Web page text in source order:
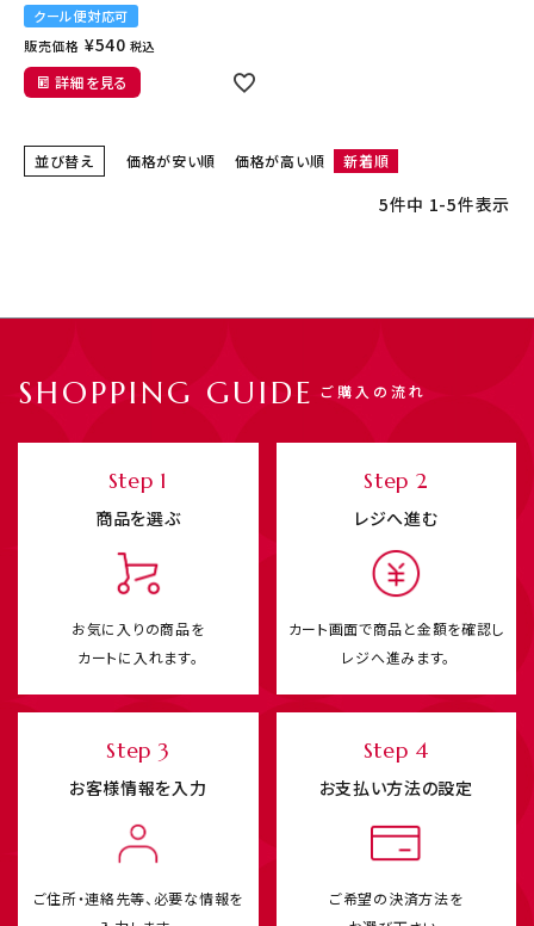
クール便対応可
販売価格 ¥540 税込
詳細を見る
並び替え 価格が安い順 価格が高い順 新着順
5件中 1-5件表示
SHOPPING GUIDE ご購入の流れ
Step 1
商品を選ぶ
お気に入りの商品を
カートに入れます。
Step 2
レジへ進む
カート画面で商品と金額を確認し
レジへ進みます。
Step 3
お客様情報を入力
ご住所・連絡先等、必要な情報を
Step 4
お支払い方法の設定
ご希望の決済方法を